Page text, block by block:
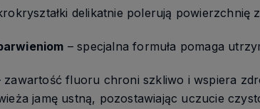
delikatnie polerują powierzchnię
– specjalna formuła pomaga
zawartość fluoru chroni szkliwo i wspiera
jamę ustną, pozostawiając uczucie